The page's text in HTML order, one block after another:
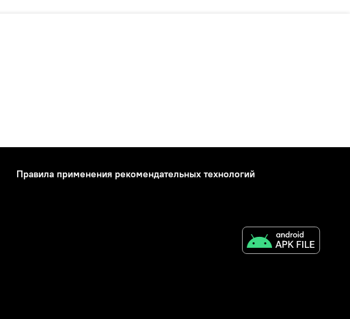
Правила применения рекомендательных технологий